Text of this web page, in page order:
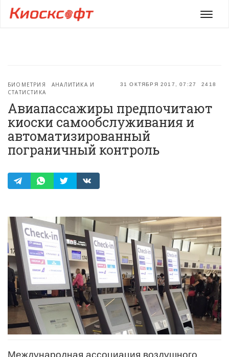
Меню
31 ОКТЯБРЯ 2017, 07:27 2418
БИОМЕТРИЯ
АНАЛИТИКА И
СТАТИСТИКА
Авиапассажиры предпочитают
киоски самообслуживания и
автоматизированный
пограничный контроль
Международная ассоциация воздушного